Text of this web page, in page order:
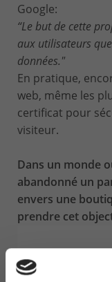
Google:
“Le but de cette
aux utilisateurs
données."
En pratique,
web, même les
certificat pour
visiteur.
Dans un monde
abandonné un
envers une
prendre cet
DERNIERS